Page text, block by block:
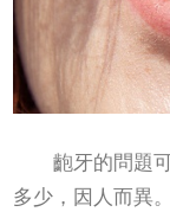
齙牙的問題可
多少，因人而異